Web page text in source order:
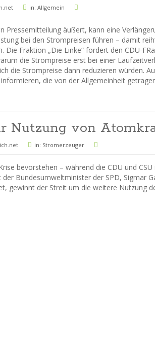
in: Allgemein
Pressemitteilung äußert, kann eine
bei den Strompreisen führen – damit
Die Fraktion „Die Linke“ fordert den CDU-
die Strompreise erst bei einer
die Strompreise dann reduzieren würden.
die von der Allgemeinheit
Nutzung von
in: Stromerzeuger
bevorstehen – während die CDU und
Bundesumweltminister der SPD, Sigmar
gewinnt der Streit um die weitere Nutzung